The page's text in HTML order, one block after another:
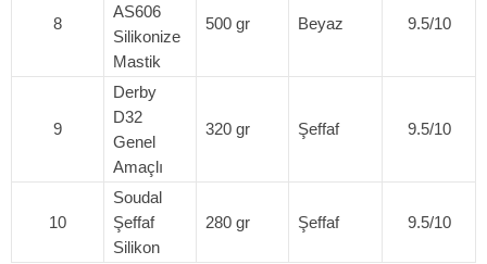
8
AS606
Silikonize
Mastik
500 gr Beyaz 9.5/10
9
Derby
D32
Genel
Amaçlı
320 gr Şeffaf 9.5/10
10
Soudal
Şeffaf
Silikon
280 gr Şeffaf 9.5/10